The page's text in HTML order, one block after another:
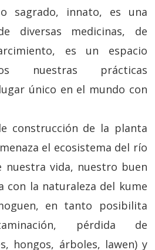
sagrado, innato, es una
diversas medicinas, de
es un espacio
nuestras prácticas
único en el mundo con
construcción de la planta
el ecosistema del río
nuestra vida, nuestro buen
con la naturaleza del kume
en tanto posibilita
pérdida de
hongos, árboles, lawen) y